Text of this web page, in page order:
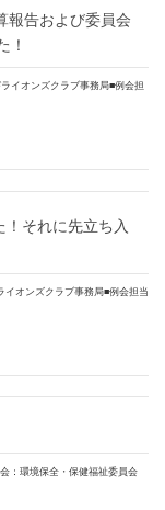
報告および委員会
！
イオンズクラブ事務局■例会担
それに先立ち入
イオンズクラブ事務局■例会担当
：環境保全・保健福祉委員会